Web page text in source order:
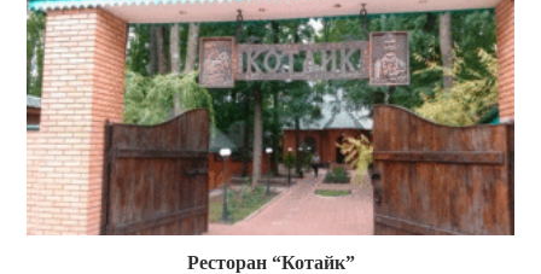
Ресторан “Котайк”